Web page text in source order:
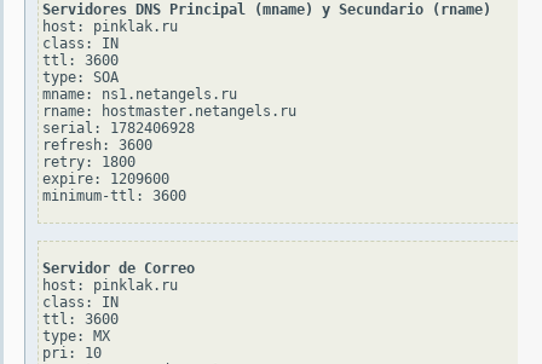
Servidores DNS Principal (mname) y Secundario (rname)
host: pinklak.ru
class: IN
ttl: 3600
type: SOA
mname: ns1.netangels.ru
rname: hostmaster.netangels.ru
serial: 1782406928
refresh: 3600
retry: 1800
expire: 1209600
Servidor de Correo
host: pinklak.ru
class: IN
ttl: 3600
type: MX
pri: 10